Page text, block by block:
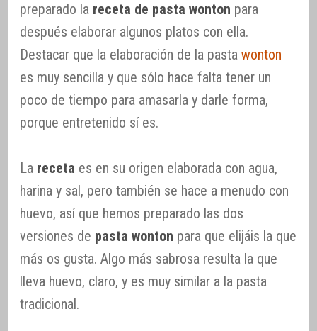
preparado la receta de pasta wonton para
después elaborar algunos platos con ella.
Destacar que la elaboración de la pasta wonton
es muy sencilla y que sólo hace falta tener un
poco de tiempo para amasarla y darle forma,
porque entretenido sí es.
La receta es en su origen elaborada con agua,
harina y sal, pero también se hace a menudo con
huevo, así que hemos preparado las dos
versiones de pasta wonton para que elijáis la que
más os gusta. Algo más sabrosa resulta la que
lleva huevo, claro, y es muy similar a la pasta
tradicional.